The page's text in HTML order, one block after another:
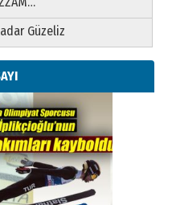
Güzeliz